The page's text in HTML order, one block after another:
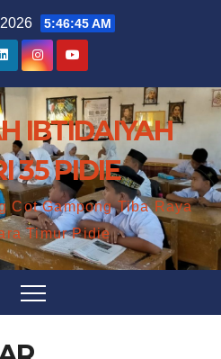
5:46:45 AM
IBTIDAIYAH
35 PIDIE
Cot Gampong Tiba Raya
Timur Pidie